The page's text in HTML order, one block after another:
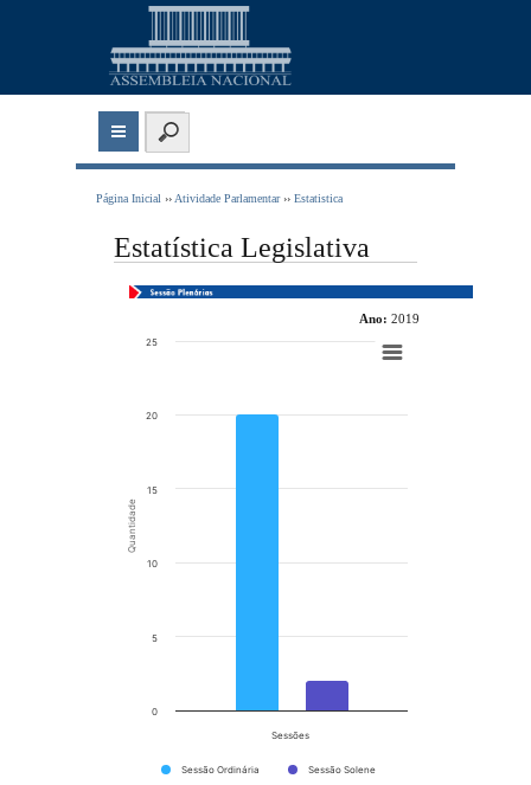
Página Inicial ›› Atividade Parlamentar››Estatistica
Estatística Legislativa
Ano: 2019
Quantidade
Sessão Ordinária Sessão Solene
Sessões
0
5
10
15
20
25